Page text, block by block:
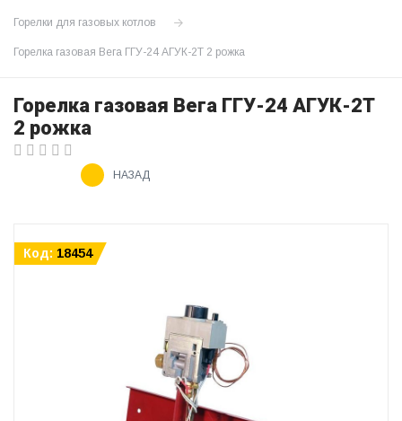
Горелки для газовых котлов
Горелка газовая Вега ГГУ-24 АГУК-2Т 2 рожка
Горелка газовая Вега ГГУ-24 АГУК-2Т
2 рожка
НАЗАД
Код: 18454